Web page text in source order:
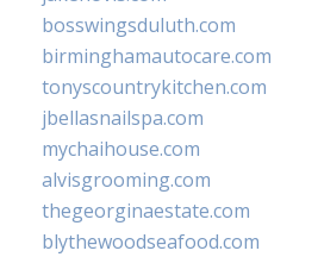
bosswingsduluth.com
birminghamautocare.com
tonyscountrykitchen.com
jbellasnailspa.com
mychaihouse.com
alvisgrooming.com
thegeorginaestate.com
blythewoodseafood.com